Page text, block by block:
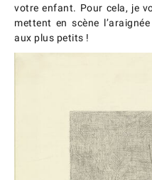
votre enfant. Pour cela, je
mettent en scène
aux plus petits !